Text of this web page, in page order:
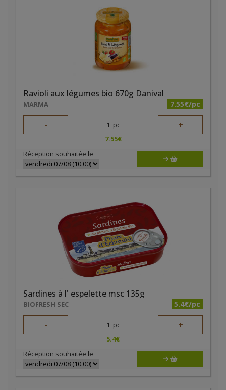
Ravioli aux légumes bio 670g Danival
MARMA 7.55€/pc
- 1 pc +
7.55€
Réception souhaitée le
Sardines à l' espelette msc 135g
BIOFRESH SEC 5.4€/pc
- 1 pc +
5.4€
Réception souhaitée le